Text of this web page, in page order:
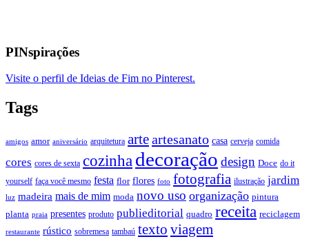
PINspirações
Visite o perfil de Ideias de Fim no Pinterest.
Tags
amigos amor aniversário arquitetura arteartesanato casa cerveja comida
cores cores de sexta cozinha decoração design Doce do it
yourself faça você mesmo festa flor flores foto fotografia ilustração jardim
luz madeira mais de mim moda novo uso organização pintura
planta praia presentes produto publieditorial quadro receita reciclagem
restaurante rústico sobremesa tambaú texto viagem